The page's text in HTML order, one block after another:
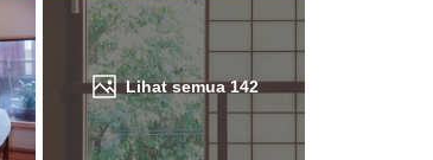
Lihat semua142